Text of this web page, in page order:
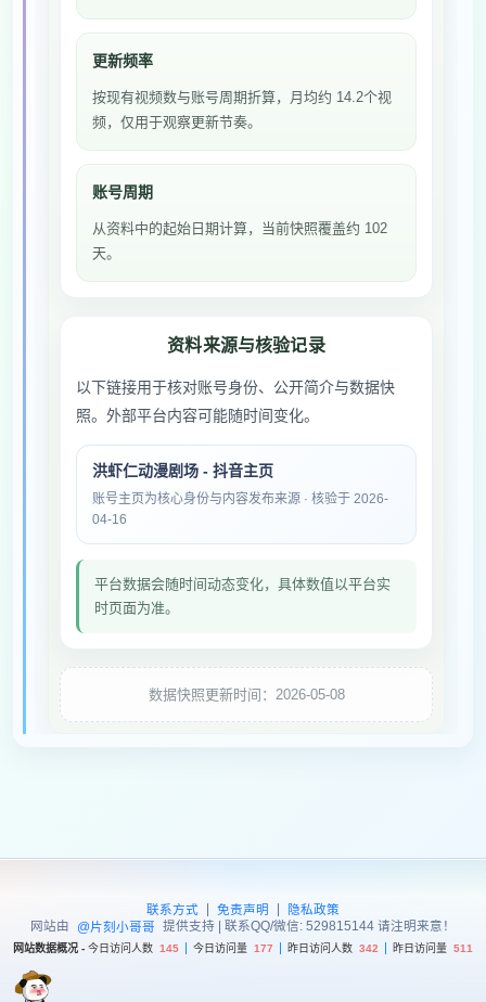
更新频率
按现有视频数与账号周期折算，月均约 14.2个视
频，仅用于观察更新节奏。
账号周期
从资料中的起始日期计算，当前快照覆盖约 102
天。
资料来源与核验记录
以下链接用于核对账号身份、公开简介与数据快
照。外部平台内容可能随时间变化。
洪虾仁动漫剧场 - 抖音主页
账号主页为核心身份与内容发布来源 · 核验于 2026-
04-16
平台数据会随时间动态变化，具体数值以平台实
时页面为准。
数据快照更新时间：2026-05-08
联系方式 | 免责声明 |
隐私政策
网站由
@片刻小哥哥 提供支持 | 联系QQ/微信: 529815144 请注明来意！
网站数据概况 - 今日访问人数 145 今日访问量 177 昨日访问人数 342 昨日访问量 511